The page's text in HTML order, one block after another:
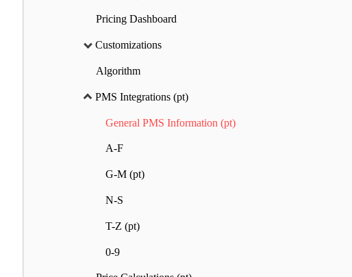
Pricing Dashboard
Customizations
Algorithm
PMS Integrations (pt)
General PMS Information (pt)
A-F
G-M (pt)
N-S
T-Z (pt)
0-9